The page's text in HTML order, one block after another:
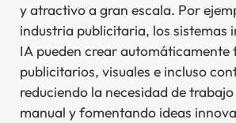
y atractivo a gran escala. Por
industria publicitaria, los sistemas
IA pueden crear automáticamente
publicitarios, visuales e incluso
reduciendo la necesidad de
manual y fomentando ideas